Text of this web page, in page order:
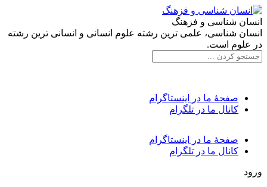
انسان شناسی و فزهنگ
انسان شناسی، علمی ترین رشته علوم انسانی و انسانی ترین رشته
در علوم است.
صفحۀ ما در اینستاگرام
کانال ما در تلگرام
صفحۀ ما در اینستاگرام
کانال ما در تلگرام
ورود